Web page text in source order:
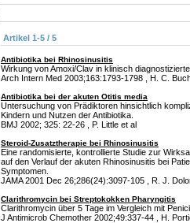
Artikel 1-5 / 5
Antibiotika bei Rhinosinusitis
Wirkung von Amoxi/Clav in klinisch
Arch Intern Med 2003;163:1793-1798 , H. C.
Antibiotika bei der akuten Otitis media
Untersuchung von Prädiktoren hinsichtlich
Kindern und Nutzen der Antibiotika.
BMJ 2002; 325: 22-26 , P. Little et al
Steroid-Zusatztherapie bei Rhinosinusitis
Eine randomisierte, kontrollierte Studie zur
auf den Verlauf der akuten Rhinosinusitis bei
Symptomen.
JAMA 2001 Dec 26;286(24):3097-105 , R. J.
Clarithromycin bei Streptokokken Pharyngitis
Clarithromycin über 5 Tage im Vergleich mit
J Antimicrob Chemother 2002;49:337-44 , H.